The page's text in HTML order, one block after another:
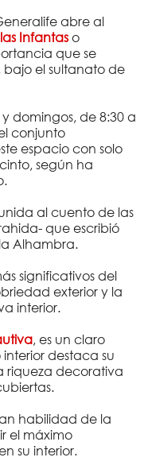
abre al
Infantaso
que se
bajo el sultanato de
y domingos, de 8:30 a
conjunto
espacio con solo
según ha
al cuento de las
que escribió
Alhambra.
significativos del
exterior y la
interior.
, es un claro
destaca su
riqueza decorativa
habilidad de la
el máximo
su interior.